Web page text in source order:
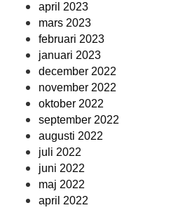
april 2023
mars 2023
februari 2023
januari 2023
december 2022
november 2022
oktober 2022
september 2022
augusti 2022
juli 2022
juni 2022
maj 2022
april 2022